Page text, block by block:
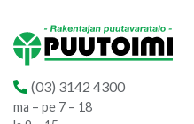
(03) 3142 4300
ma – pe 7 – 18